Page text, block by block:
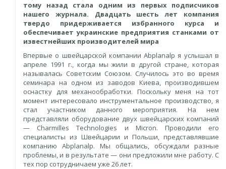
тому назад стала одним из первых подписчиков
нашего журнала. Двадцать шесть лет компания
твердо придерживается избранного курса и
обеспечивает украинские предприятия станками от
известнейших производителей мира
Впервые о швейцарской компании Abplanalp я услышал в
апреле 1991 г., когда мы жили в другой стране, которая
называлась Советским Союзом. Случилось это во время
семинара на одном из заводов Киева, производившем
оснастку для механообработки. Поскольку меня на тот
момент интересовало инструментальное производство, я
стал участником данного мероприятия. На нем
представляли оборудование двух швейцарских компаний
— Charmilles Technologies и Micron. Проводили его
специалисты из Швейцарии и Польши, представлявшие
компанию Abplanalp. Мы общались, обсуждали разные
проблемы, и в результате — они предложили мне работу. С
тех пор сотрудничаем уже 26 лет.